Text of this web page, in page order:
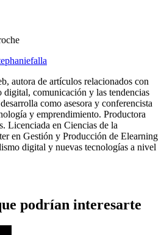
autora de artículos relacionados con
comunicación y las tendencias
como asesora y conferencista
y emprendimiento. Productora
Licenciada en Ciencias de la
en Gestión y Producción de Elearning
digital y nuevas tecnologías a nivel
podrían interesarte